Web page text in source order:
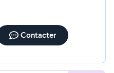
Contacter